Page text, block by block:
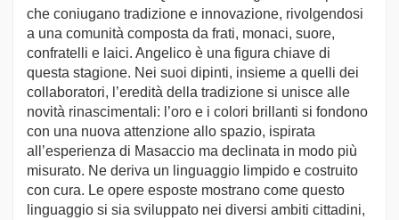
che coniugano tradizione e innovazione, rivolgendosi
a una comunità composta da frati, monaci, suore,
confratelli e laici. Angelico è una figura chiave di
questa stagione. Nei suoi dipinti, insieme a quelli dei
collaboratori, l’eredità della tradizione si unisce alle
novità rinascimentali: l’oro e i colori brillanti si fondono
con una nuova attenzione allo spazio, ispirata
all’esperienza di Masaccio ma declinata in modo più
misurato. Ne deriva un linguaggio limpido e costruito
con cura. Le opere esposte mostrano come questo
linguaggio si sia sviluppato nei diversi ambiti cittadini,